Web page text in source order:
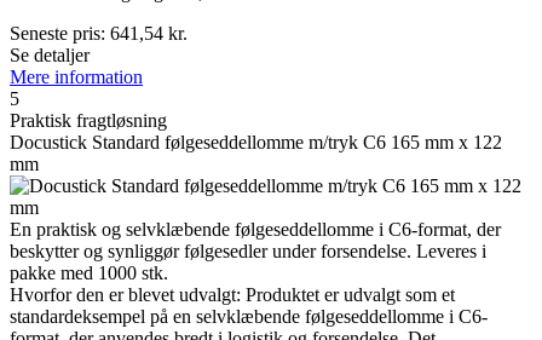
Seneste pris: 641,54 kr.
Se detaljer
Mere information
5
Praktisk fragtløsning
Docustick Standard følgeseddellomme m/tryk C6 165 mm x 122
mm
En praktisk og selvklæbende følgeseddellomme i C6-format, der
beskytter og synliggør følgesedler under forsendelse. Leveres i
pakke med 1000 stk.
Hvorfor den er blevet udvalgt: Produktet er udvalgt som et
standardeksempel på en selvklæbende følgeseddellomme i C6-